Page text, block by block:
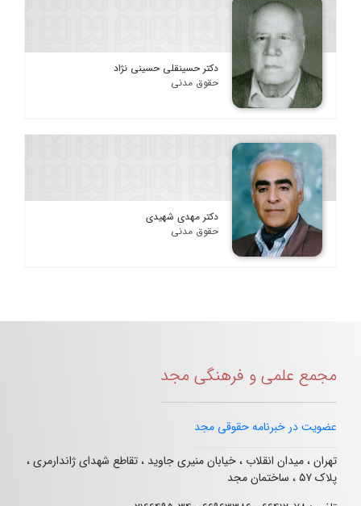
دکتر حسینقلی حسینی نژاد
حقوق مدنی
دکتر مهدی شهیدی
حقوق مدنی
مجمع علمی و فرهنگی مجد
عضویت در خبرنامه حقوقی مجد
تهران ، میدان انقلاب ، خیابان منیری جاوید ، تقاطع شهدای ژاندارمری ،
پلاک ۵۷ ، ساختمان مجد